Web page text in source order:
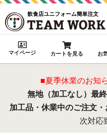
飲食店ユニフォーム簡単注文
マイページ カートを見る お
■夏季休業のお知
無地（加工なし）最
加工品・休業中のご注文
次対応